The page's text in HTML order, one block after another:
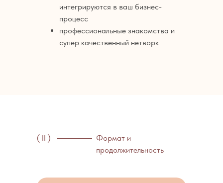
интегрируются в ваш бизнес-
процесс
профессиональные знакомства и
супер качественный нетворк
( II )
Формат и
продолжительность